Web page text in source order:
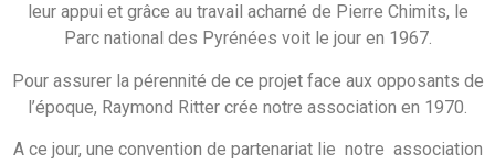
leur appui et grâce au travail acharné de Pierre Chimits, le
Parc national des Pyrénées voit le jour en 1967.
Pour assurer la pérennité de ce projet face aux opposants de
l’époque, Raymond Ritter crée notre association en 1970.
A ce jour, une convention de partenariat lie notre association